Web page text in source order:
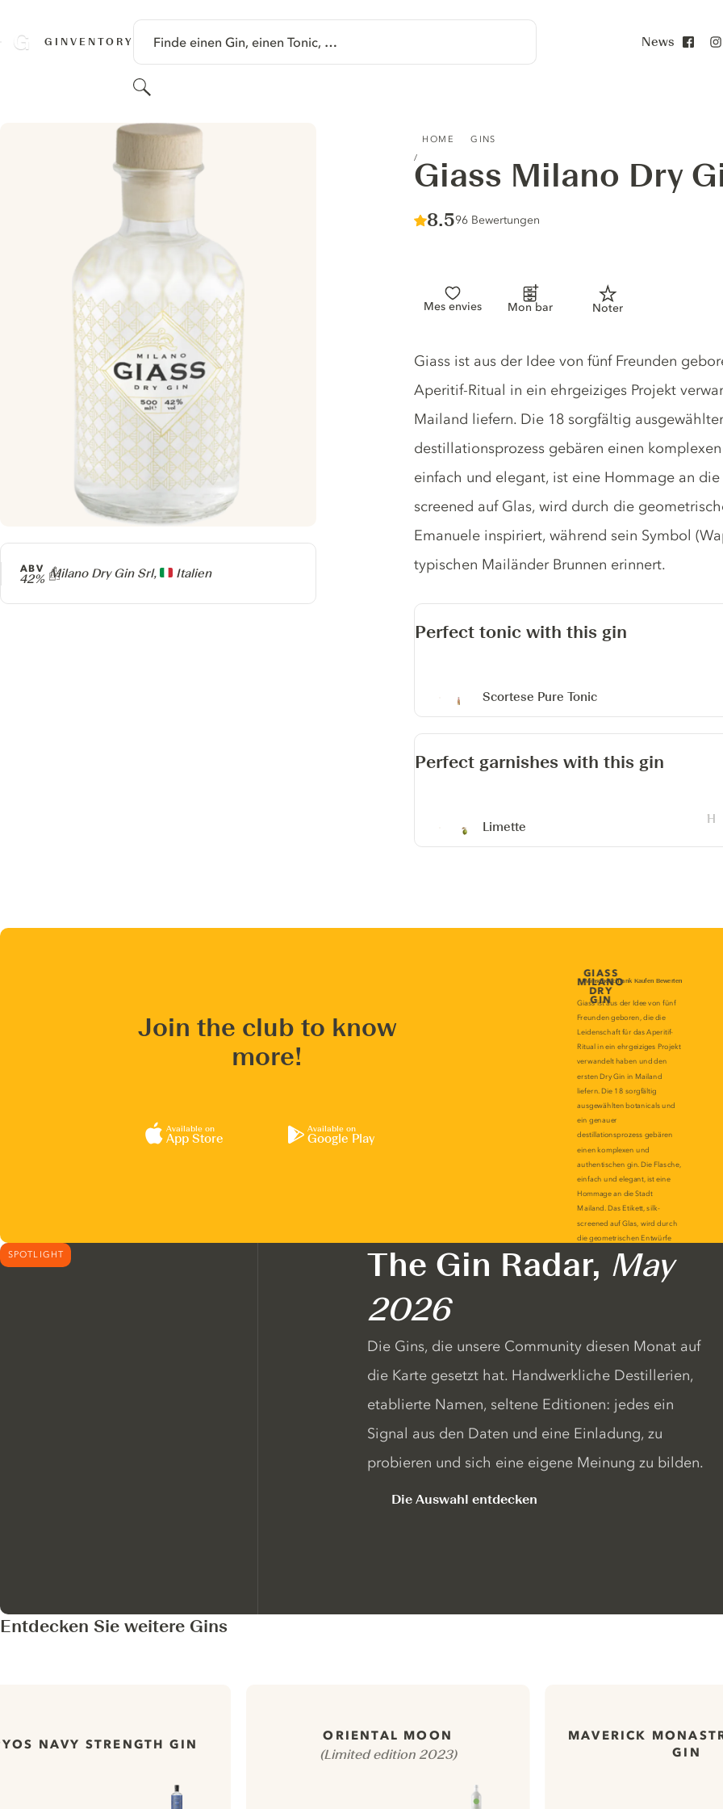
GINVENTORY Finde einen Gin, einen Tonic, …
Suchen
News
HOME GINS
Giass Milano Dry
Score :
8.5/ 10
96 Bewertungen
Mes envies Mon bar Noter
Producer
​Milano Dry Gin Srl, Italien
ABV
42%
Gin description
Giass ist aus der Idee von fünf Freunden
Aperitif-Ritual in ein ehrgeiziges Projekt
Mailand liefern. Die 18 sorgfältig
destillationsprozess gebären einen
einfach und elegant, ist eine Hommage an
screened auf Glas, wird durch die
Emanuele inspiriert, während sein Symbol
typischen Mailänder Brunnen erinnert.
Perfect tonic with this gin
Scortese Pure Tonic
Perfect garnishes with this gin
Limette
Join the club to know
more!
Available on
App Store
Available on
Google Play
SPOTLIGHT The Gin Radar, May
2026
Die Gins, die unsere Community diesen Monat auf
die Karte gesetzt hat. Handwerkliche Destillerien,
etablierte Namen, seltene Editionen: jedes ein
Signal aus den Daten und eine Einladung, zu
probieren und sich eine eigene Meinung zu bilden.
Die Auswahl entdecken
Entdecken Sie weitere Gins
NAVY STRENGTH GIN
ORIENTAL MOON
(Limited edition 2023)
MAVERICK
GIN